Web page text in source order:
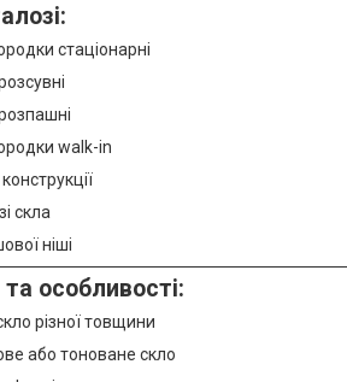
стаціонарні
walk-in
скла
ніші
особливості:
різної товщини
або тоноване скло